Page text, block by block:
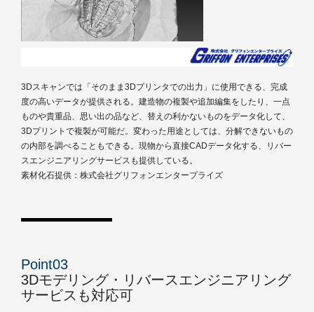
3Dスキャンでは「そのまま3Dプリンタでの出力」に使用できる、完成
度の高いデータが提供される。建造物の複製や追加編集をしたり、一点
ものや貴重品、思い出の品など、替えの利かないものをデータ化して、
3Dプリントで複製が可能だ。変わった用途としては、分解できないもの
の内部を調べることもできる。現物から直接CADデータ化する、リバー
スエンジニアリングサービスも提供している。
素材化石提供：株式会社グリフォンエンタープライズ
Point03
3Dモデリング・リバースエンジニアリング
サービスも対応可